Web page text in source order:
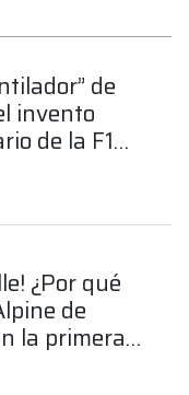
de
invento
de la F1
¿Por qué
de
la primera